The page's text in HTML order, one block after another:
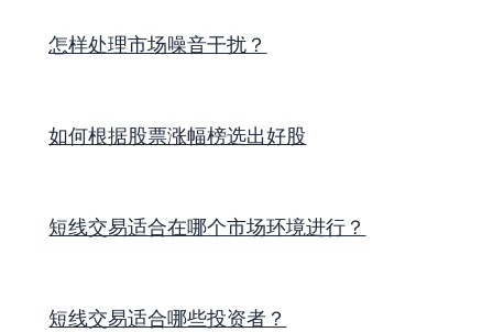
怎样处理市场噪音干扰？
如何根据股票涨幅榜选出好股
短线交易适合在哪个市场环境进行？
短线交易适合哪些投资者？